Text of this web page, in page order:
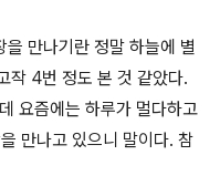
만나기란 정말 하늘에 별
작 4번 정도 본 것 같았다.
요즘에는 하루가 멀다하고
만나고 있으니 말이다. 참